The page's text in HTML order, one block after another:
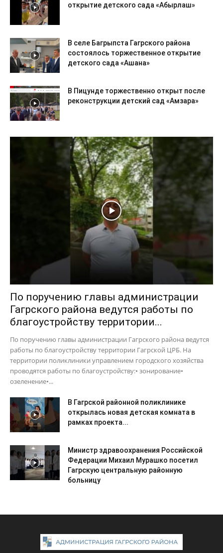
открытие детского сада «Абырлаш»
В селе Багрыпста Гагрского района
состоялось торжественное открытие
детского сада «Ашана»
В Пицунде торжественно открыт после
реконструкции детский сад «Амзара»
По поручению главы администрации
Гагрского района ведутся работы по
благоустройству территории...
По поручению главы администрации Гагрского района ведутся
работы по благоустройству территории Гагрской ЦРБ. На
территории поликлиники управлением городского хозяйства
проводятся работы по благоустройству:• зонирование•
озеленение•...
В Гагрской районной поликлинике
открылась новая детская комната в
рамках проекта...
Министр здравоохранения Российской
Федерации Михаил Мурашко посетил
Гагрскую центральную районную
больницу